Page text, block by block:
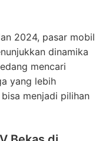
2024, pasar mobil
dinamika
mencari
yang lebih
menjadi pilihan